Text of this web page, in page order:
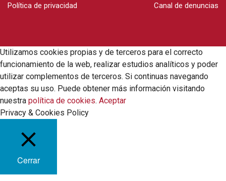
Política de privacidad
Canal de denuncias
Utilizamos cookies propias y de terceros para el correcto
funcionamiento de la web, realizar estudios analíticos y poder
utilizar complementos de terceros. Si continuas navegando
aceptas su uso. Puede obtener más información visitando
nuestra política de cookies. Aceptar
Privacy & Cookies Policy
Cerrar